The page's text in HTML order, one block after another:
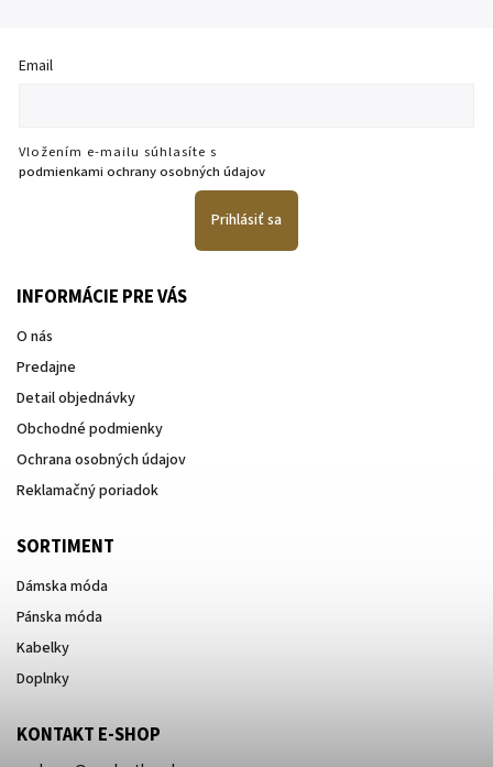
Email
Vložením e-mailu súhlasíte s
podmienkami ochrany osobných údajov
Prihlásiť sa
INFORMÁCIE PRE VÁS
O nás
Predajne
Detail objednávky
Obchodné podmienky
Ochrana osobných údajov
Reklamačný poriadok
SORTIMENT
Dámska móda
Pánska móda
Kabelky
Doplnky
KONTAKT E-SHOP